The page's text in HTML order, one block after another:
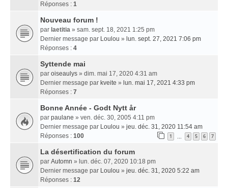
Réponses : 1
Nouveau forum !
par laetitia » sam. sept. 18, 2021 1:25 pm
Dernier message par Loulou » lun. sept. 27, 2021 7:06 pm
Réponses : 4
Syttende mai
par oiseaulys » dim. mai 17, 2020 4:31 am
Dernier message par kveite » lun. mai 17, 2021 4:33 pm
Réponses : 7
Bonne Année - Godt Nytt år
par paulane » ven. déc. 30, 2005 4:11 pm
Dernier message par Loulou » jeu. déc. 31, 2020 11:54 am
Réponses : 100 1 … 4 5 6 7
La désertification du forum
par Automn » lun. déc. 07, 2020 10:18 pm
Dernier message par Loulou » jeu. déc. 31, 2020 5:22 am
Réponses : 12